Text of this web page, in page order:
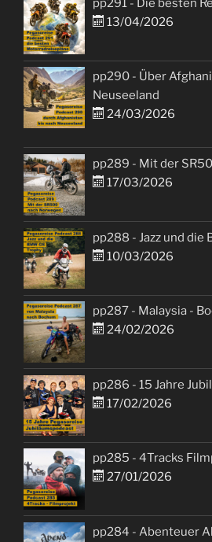
pp291 - Die besten
13/04/2026
pp290 - Über
Neuseeland
24/03/2026
pp289 - Mit der
17/03/2026
pp288 - Jazz und die
10/03/2026
pp287 - Malaysia -
24/02/2026
pp286 - 15 Jahre
17/02/2026
pp285 - 4Tracks
27/01/2026
pp284 - Abenteuer